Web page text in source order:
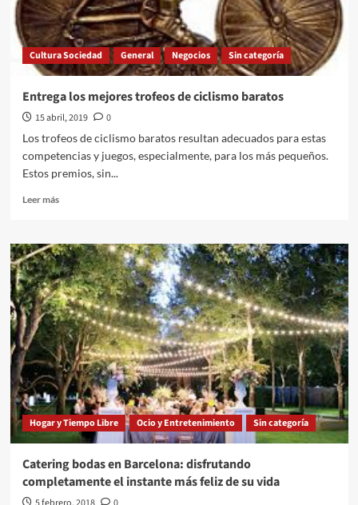
Cultura Sociedad General Negocios Sin categoría
Entrega los mejores trofeos de ciclismo baratos
15 abril, 2019
0
Los trofeos de ciclismo baratos resultan adecuados para estas
competencias y juegos, especialmente, para los más pequeños.
Estos premios, sin...
Leer másLeer
Entrega
los
mejores
trofeos
de
ciclismo
baratos
Hogar y Tiempo Libre Ocio y Entretenimiento Sin categoría
Catering bodas en Barcelona: disfrutando
completamente el instante más feliz de su vida